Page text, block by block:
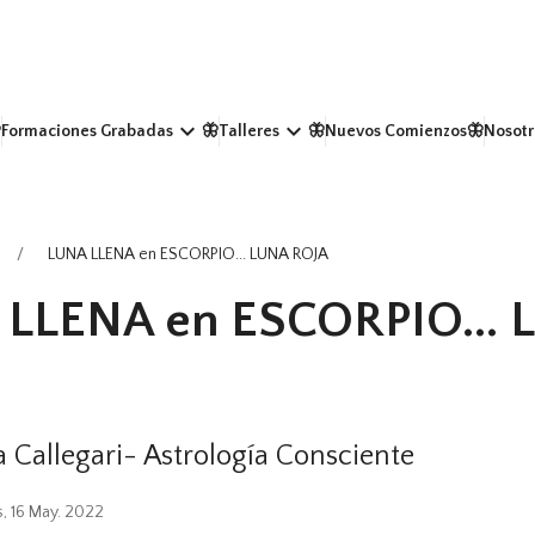
Grabadas keyboard_arrow_down🦋Talleres keyboard_arrow_down🦋Nuevos Comienzos
LUNA LLENA en ESCORPIO... LUNA ROJA
en ESCORPIO...
Callegari- Astrología Consciente
16 May. 2022